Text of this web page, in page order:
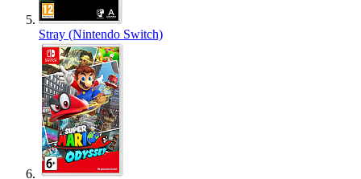
Stray (Nintendo Switch)